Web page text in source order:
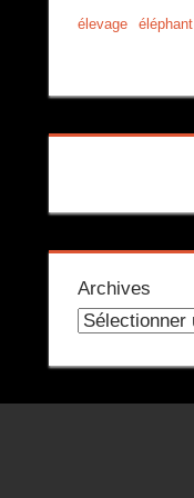
élevage éléphant
Archives